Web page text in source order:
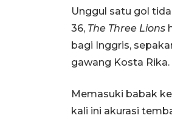
Unggul satu gol
36, The Three Lions
bagi Inggris,
gawang Kosta Rika.
Memasuki babak
kali ini akurasi